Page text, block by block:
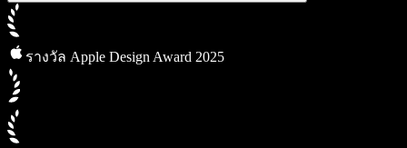
รางวัล Apple Design Award 2025